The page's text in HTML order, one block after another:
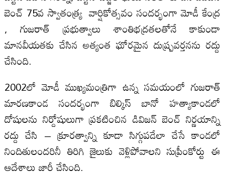
బెంచ్ 75వ స్వాతంత్య్ర వార్షికోత్సవం సందర్భంగా మోడీ కేంద్ర
, గుజరాత్ ప్రభుత్వాలు శాంతిభద్రతలతోనే కాకుండా
మానవీయతకు చేసిన అత్యంత ఘోరమైన దుష్ప్రవర్తనను రద్దు
చేసింది.
2002లో మోడీ ముఖ్యమంత్రిగా ఉన్న సమయంలో గుజరాత్
మారణకాండ సందర్భంగా బిల్కిస్ బానో హత్యాకాండలో
దోషులను నిర్దోషులుగా ప్రకటించిన డివిజన్ బెంచ్ నిర్ణయాన్ని
రద్దు చేసి – క్రూరత్వాన్ని కూడా సిగ్గుపడేలా చేసే కాండలో
నిందితులందరినీ తిరిగి జైలుకు వెళ్లిపోవాలని సుప్రీంకోర్టు ఈ
ఆదేశాలు జారీ చేసింది.